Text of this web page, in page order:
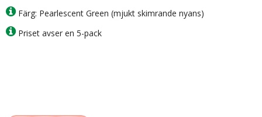
Färg: Pearlescent Green (mjukt skimrande nyans)
Priset avser en 5-pack